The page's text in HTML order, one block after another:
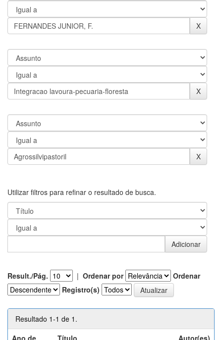
Utilizar filtros para refinar o resultado de busca.
Result./Pág. | Ordenar por
Ordenar
Registro(s)
Resultado 1-1 de 1.
Ano de
Título Autor(es)